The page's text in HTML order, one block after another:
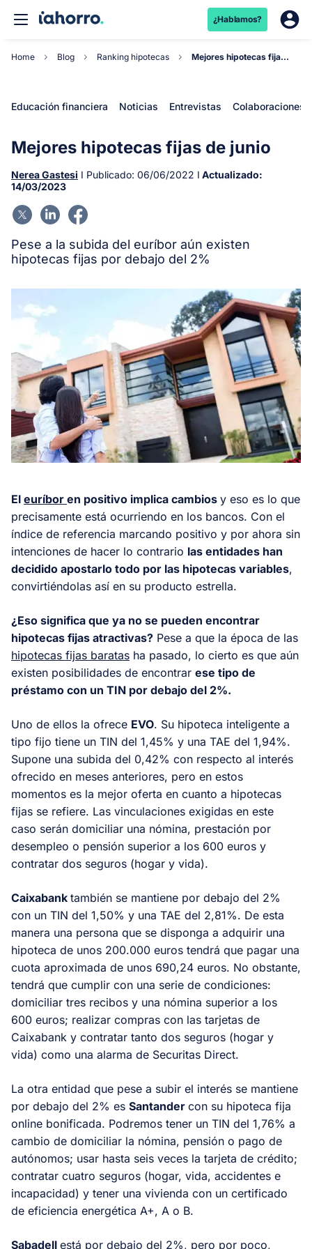
¿Hablamos?
Home Blog Ranking hipotecas Mejores hipotecas fijas de junio
Educación financiera Noticias Entrevistas Colaboraciones
Mejores hipotecas fijas de junio
Nerea Gastesi I Publicado: 06/06/2022 I Actualizado:
14/03/2023
Pese a la subida del euríbor aún existen
hipotecas fijas por debajo del 2%
El euríbor en positivo implica cambios y eso es lo que
precisamente está ocurriendo en los bancos. Con el
índice de referencia marcando positivo y por ahora sin
intenciones de hacer lo contrario las entidades han
decidido apostarlo todo por las hipotecas variables,
convirtiéndolas así en su producto estrella.
¿Eso significa que ya no se pueden encontrar
hipotecas fijas atractivas? Pese a que la época de las
hipotecas fijas baratas ha pasado, lo cierto es que aún
existen posibilidades de encontrar ese tipo de
préstamo con un TIN por debajo del 2%.
Uno de ellos la ofrece EVO. Su hipoteca inteligente a
tipo fijo tiene un TIN del 1,45% y una TAE del 1,94%.
Supone una subida del 0,42% con respecto al interés
ofrecido en meses anteriores, pero en estos
momentos es la mejor oferta en cuanto a hipotecas
fijas se refiere. Las vinculaciones exigidas en este
caso serán domiciliar una nómina, prestación por
desempleo o pensión superior a los 600 euros y
contratar dos seguros (hogar y vida).
Caixabank también se mantiene por debajo del 2%
con un TIN del 1,50% y una TAE del 2,81%. De esta
manera una persona que se disponga a adquirir una
hipoteca de unos 200.000 euros tendrá que pagar una
cuota aproximada de unos 690,24 euros. No obstante,
tendrá que cumplir con una serie de condiciones:
domiciliar tres recibos y una nómina superior a los
600 euros; realizar compras con las tarjetas de
Caixabank y contratar tanto dos seguros (hogar y
vida) como una alarma de Securitas Direct.
La otra entidad que pese a subir el interés se mantiene
por debajo del 2% es Santander con su hipoteca fija
online bonificada. Podremos tener un TIN del 1,76% a
cambio de domiciliar la nómina, pensión o pago de
autónomos; usar hasta seis veces la tarjeta de crédito;
contratar cuatro seguros (hogar, vida, accidentes e
incapacidad) y tener una vivienda con un certificado
de eficiencia energética A+, A o B.
Sabadell está por debajo del 2%, pero por poco,